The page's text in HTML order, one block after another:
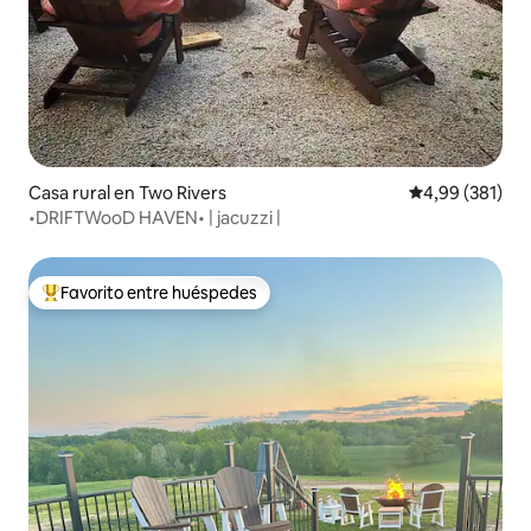
Casa rural en Two Rivers Calificación
4,99 (381)
•DRIFTWooD HAVEN• | jacuzzi |
Favorito entre los huéspedes más destacados
Favorito entre huéspedes